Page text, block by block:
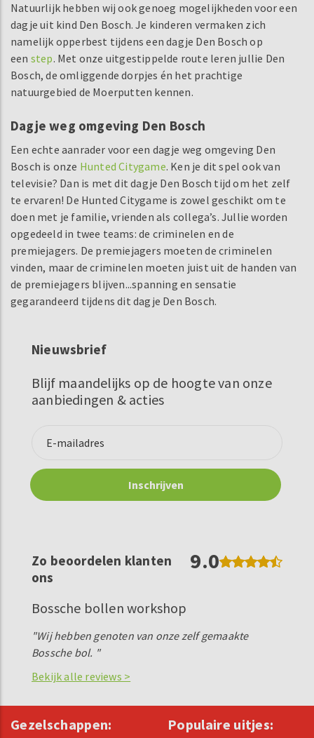
Natuurlijk hebben wij ook genoeg mogelijkheden voor een
dagje uit kind Den Bosch. Je kinderen vermaken zich
namelijk opperbest tijdens een dagje Den Bosch op
een step. Met onze uitgestippelde route leren jullie Den
Bosch, de omliggende dorpjes én het prachtige
natuurgebied de Moerputten kennen.
Dagje weg omgeving Den Bosch
Een echte aanrader voor een dagje weg omgeving Den
Bosch is onze Hunted Citygame. Ken je dit spel ook van
televisie? Dan is met dit dagje Den Bosch tijd om het zelf
te ervaren! De Hunted Citygame is zowel geschikt om te
doen met je familie, vrienden als collega’s. Jullie worden
opgedeeld in twee teams: de criminelen en de
premiejagers. De premiejagers moeten de criminelen
vinden, maar de criminelen moeten juist uit de handen van
de premiejagers blijven...spanning en sensatie
gegarandeerd tijdens dit dagje Den Bosch.
Nieuwsbrief
Blijf maandelijks op de hoogte van onze
aanbiedingen & acties
Zo beoordelen klanten
ons
9.0
Bossche bollen workshop
"Wij hebben genoten van onze zelf gemaakte
Bossche bol. "
Bekijk alle reviews >
Gezelschappen: Populaire uitjes: